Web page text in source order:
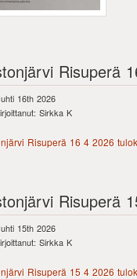
Risuperä
16th 2026
Sirkka K
Risuperä 16 4 2026
Risuperä
15th 2026
Sirkka K
Risuperä 15 4 2026